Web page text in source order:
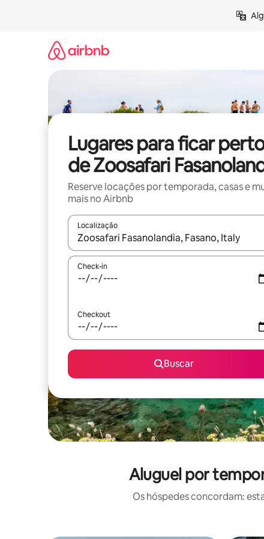
Lugares para ficar perto
de Zoosafari
Reserve locações por temporada, casas e
mais no Airbnb
Localização
Quando os resultados estiverem disponíveis,
Check-in
Checkout
Buscar
Aluguel por
Os hóspedes concordam: